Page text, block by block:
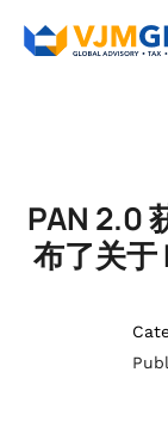
PAN 2.0
布了关于